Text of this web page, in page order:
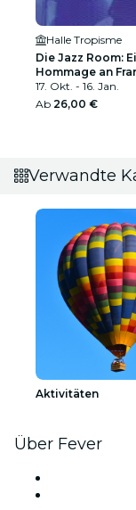
Halle Tropisme
Die Jazz Room:
Hommage an
und Louis
17. Okt. - 16. Jan.
Ab 26,00 €
Verwandte
Aktivitäten
Über Fever